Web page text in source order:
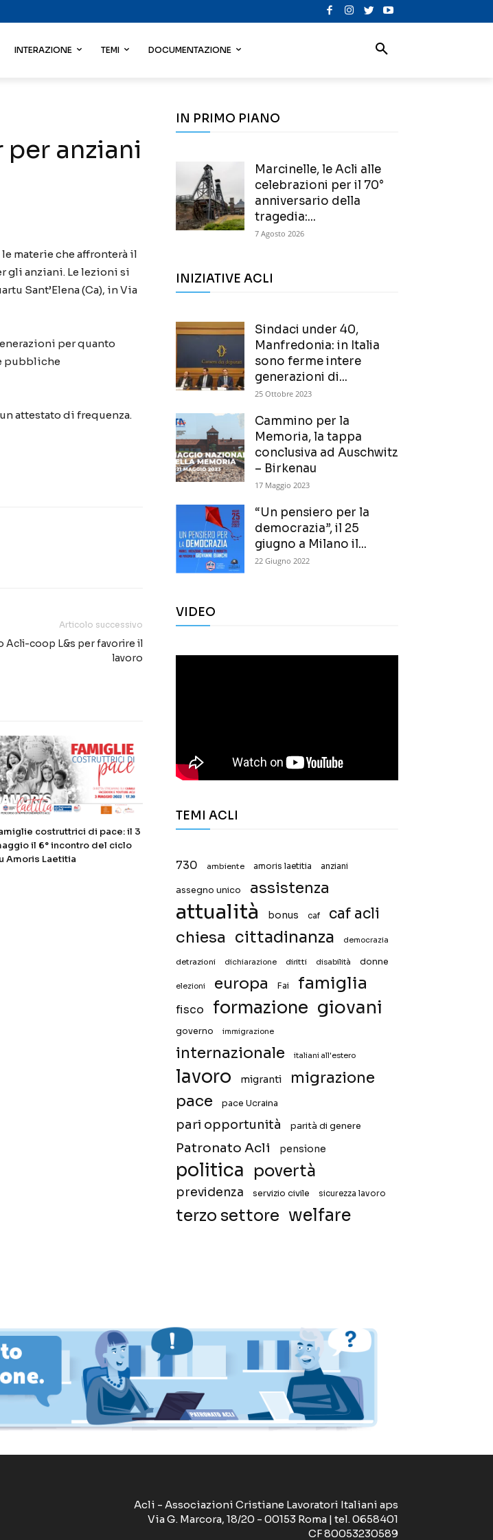
INTERAZIONE TEMI DOCUMENTAZIONE
anziani
materie che affronterà il
gli anziani. Le lezioni si
Sant’Elena (Ca), in Via
per quanto
pubbliche
attestato di frequenza.
Articolo successivo
Acli-coop L&s per favorire il
lavoro
costruttrici di pace: il 3
il 6° incontro del ciclo
Amoris Laetitia
IN PRIMO PIANO
Marcinelle, le Acli alle
celebrazioni per il 70°
anniversario della
tragedia:...
7 Agosto 2026
INIZIATIVE ACLI
Sindaci under 40,
Manfredonia: in Italia
sono ferme intere
generazioni di...
25 Ottobre 2023
Cammino per la
Memoria, la tappa
conclusiva ad Auschwitz
– Birkenau
17 Maggio 2023
“Un pensiero per la
democrazia”, il 25
giugno a Milano il...
22 Giugno 2022
VIDEO
TEMI ACLI
730 ambiente amoris laetitia anziani
assegno unico assistenza
attualità bonus caf caf acli
chiesa cittadinanza democrazia
detrazioni dichiarazione diritti disabilità donne
elezioni europa Fai famiglia
fisco formazione giovani
governo immigrazione
internazionale italiani all'estero
lavoro migranti
migrazione
pace
pace Ucraina
pari opportunità parità di genere
Patronato Acli pensione
politica povertà
previdenza servizio civile sicurezza lavoro
terzo settore welfare
Acli - Associazioni Cristiane Lavoratori Italiani aps
Via G. Marcora, 18/20 - 00153 Roma | tel. 0658401
CF 80053230589